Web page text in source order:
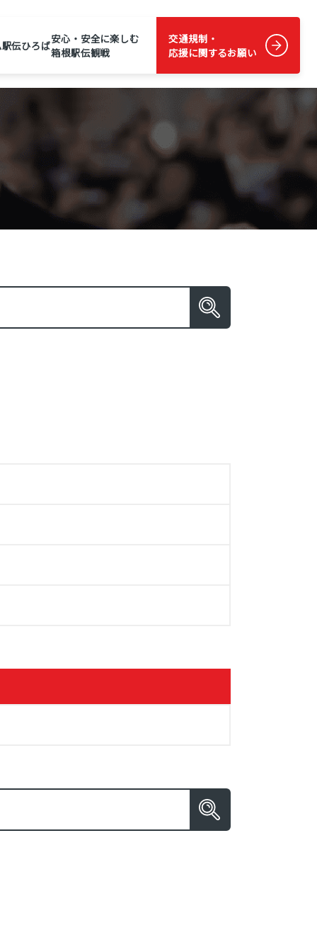
駅伝ひろば安心・安全に楽しむ
箱根駅伝観戦
交通規制・
応援に関するお願い